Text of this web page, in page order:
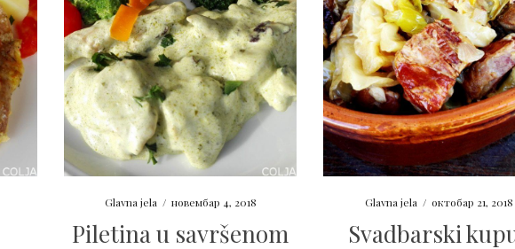
Glavna jela / новембар 4, 2018
Piletina u savršenom
Glavna jela / октобар 21, 2018
Svadbarski